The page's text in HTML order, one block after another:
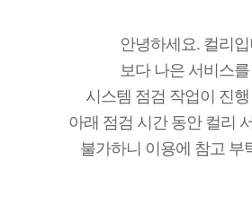
안녕하세요. 컬리
보다 나은 서비스를
시스템 점검 작업이 진
아래 점검 시간 동안 컬리
불가하니 이용에 참고 부